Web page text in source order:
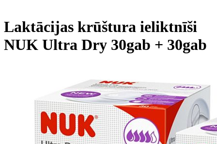
Laktācijas krūštura ieliktnīši
NUK Ultra Dry 30gab + 30gab